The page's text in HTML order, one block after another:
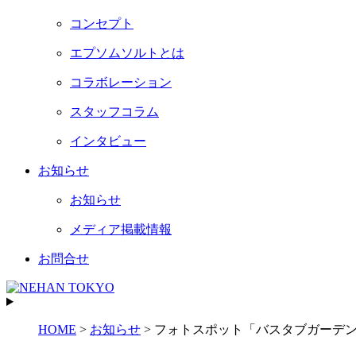
コンセプト
エプソムソルトとは
コラボレーション
スタッフコラム
インタビュー
お知らせ
お知らせ
メディア掲載情報
お問合せ
HOME > お知らせ > フォトスポット「バスタブガーデ